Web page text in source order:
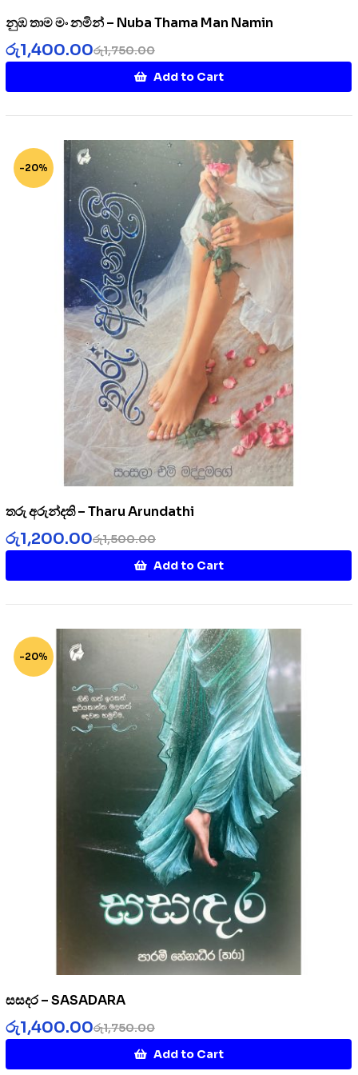
නුඹ තාම මං නමින් – Nuba Thama Man Namin
රු1,750.00
රු1,400.00
Add to Cart
-20%
තරු අරුන්දති – Tharu Arundathi
රු1,500.00
රු1,200.00
Add to Cart
-20%
සසදර – SASADARA
රු1,750.00
රු1,400.00
Add to Cart